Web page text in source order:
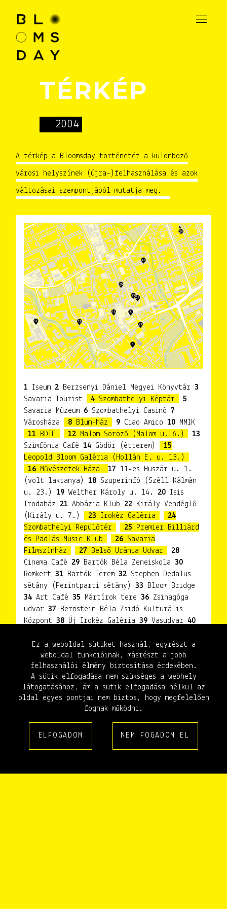
TÉRKÉP
2004
A térkép a Bloomsday történetét a különböző
városi helyszínek (újra-)felhasználása és azok
változásai szempontjából mutatja meg.
1 Iseum 2 Berzsenyi Dániel Megyei Könyvtár 3
Savaria Tourist
4 Szombathelyi Képtár
5
Savaria Múzeum 6 Szombathelyi Casinó 7
Városháza
8 Blum-ház 9 Ciao Amico 10
MMIK
11
BDTF 12 Malom Söröző (Malom u. 6.)
13
Szimfónia Café 14 Gödör (étterem)
15
Leopold Bloom Galéria (Hollán E. u. 13.)
16Művészetek Háza 17
11-es Huszár u. 1.
(volt laktanya)
18 Szuperinfó (Széll Kálmán
u. 23.)
19 Welther Károly u. 14. 20 Isis
Irodaház
21 Abbázia Klub 22
Király Vendéglő
(Király u. 7.)
23 Irokéz Galéria
24
Szombathelyi Repülőtér
25
Premier Billiárd
és Padlás Music Klub
26 Savaria
Filmszínház
27 Belső Uránia Udvar
28
Cinema Café
29 Bartók Béla Zeneiskola 30
Romkert 31 Bartók Terem 32 Stephen Dedalus
sétány (Perintparti sétány)
33
Bloom Bridge
34 Art Café 35 Mártírok tere 36 Zsinagóga
udvar 37
Bernstein Béla Zsidó Kulturális
Központ 38 Új Irokéz Galéria 39 Vasudvar 40
Történelmi Témapark - Ferences Kert 42 Weöres
Sándor Színház
1994 1995 1996 1997 1998 1999 2000 2001 2002
2006 2007 2008
Ez a weboldal sütiket használ, egyrészt a
weboldal funkcióinak, másrészt a jobb
felhasználói élmény biztosítása érdekében.
A sütik elfogadása nem szükséges a webhely
látogatásához, ám a sütik elfogadása nélkül az
oldal egyes pontjai nem biztos, hogy megfelelően
fognak működni.
ELFOGADOM NEM FOGADOM EL